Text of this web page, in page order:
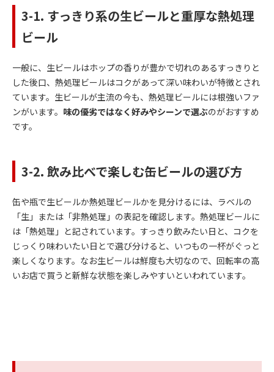
3-1. すっきり系の生ビールと重厚な熱処理
ビール
一般に、生ビールはホップの香りが豊かで切れのあるすっきりと
した後口、熱処理ビールはコクがあって深い味わいが特徴とされ
ています。生ビールが主流の今も、熱処理ビールには根強いファ
ンがいます。 味の優劣ではなく好みやシーンで選ぶのがおすすめ
です。
3-2. 飲み比べで楽しむ缶ビールの選び方
缶や瓶で生ビールか熱処理ビールかを見分けるには、ラベルの
「生」または「非熱処理」の表記を確認します。熱処理ビールに
は「熱処理」と記されています。すっきり飲みたい日と、コクを
じっくり味わいたい日とで選び分けると、いつもの一杯がぐっと
楽しくなります。なお生ビールは鮮度も大切なので、回転率の高
いお店で買うと新鮮な状態を楽しみやすいといわれています。